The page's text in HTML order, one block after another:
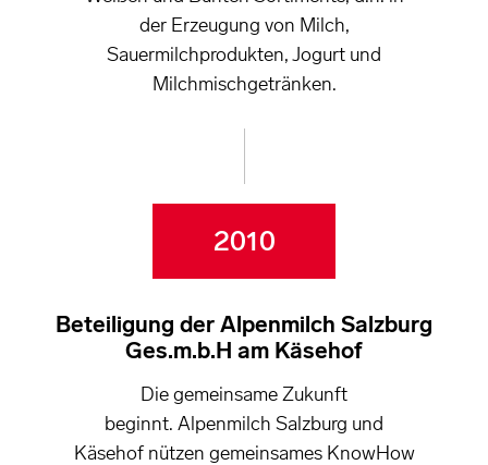
der Erzeugung von Milch,
Sauermilchprodukten, Jogurt und
Milchmischgetränken.
2010
Beteiligung der Alpenmilch Salzburg
Ges.m.b.H am Käsehof
Die gemeinsame Zukunft
beginnt. Alpenmilch Salzburg und
Käsehof nützen gemeinsames KnowHow